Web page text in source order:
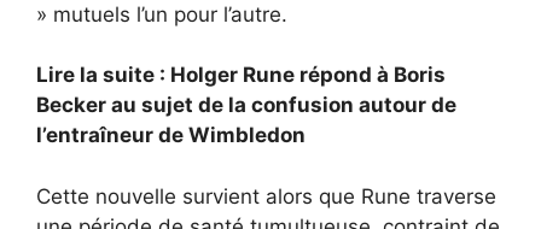
» mutuels l’un pour l’autre.
Lire la suite : Holger Rune répond à Boris
Becker au sujet de la confusion autour de
l’entraîneur de Wimbledon
Cette nouvelle survient alors que Rune traverse